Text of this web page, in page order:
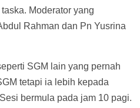
Moderator yang
Rahman dan Pn Yusrina
SGM lain yang pernah
tetapi ia lebih kepada
bermula pada jam 10 pagi.